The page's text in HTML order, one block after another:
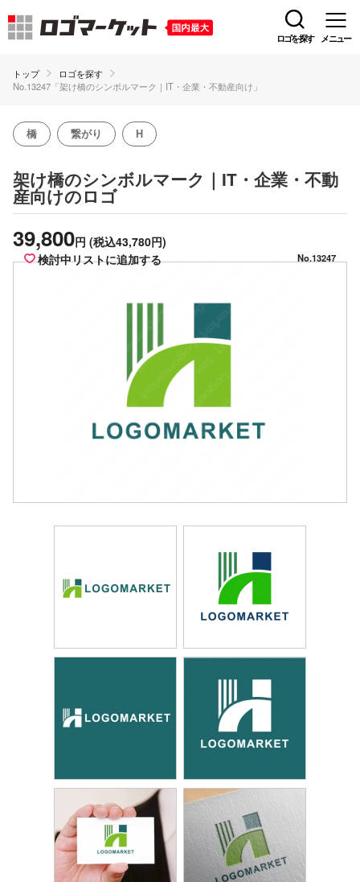
ロゴを探す メニュー
トップ
ロゴを探す
No.13247「架け橋のシンボルマーク｜IT・企業・不動産向け」
橋 繋がり H
架け橋のシンボルマーク｜IT・企業・不動
産向けのロゴ
39,800円 (税込43,780円)
検討中リストに追加する
No.13247